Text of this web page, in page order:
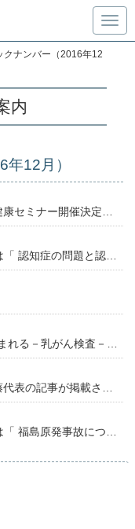
クナンバー（2016年12
内
12月）